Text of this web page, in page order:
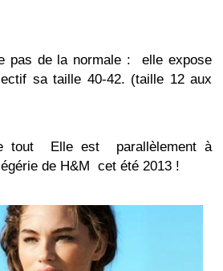
pas de la normale : elle expose
sa taille 40-42. (taille 12 aux
tout Elle est parallèlement à
de H&M cet été 2013 !